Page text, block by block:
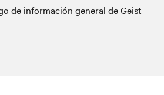
de información general de Geist